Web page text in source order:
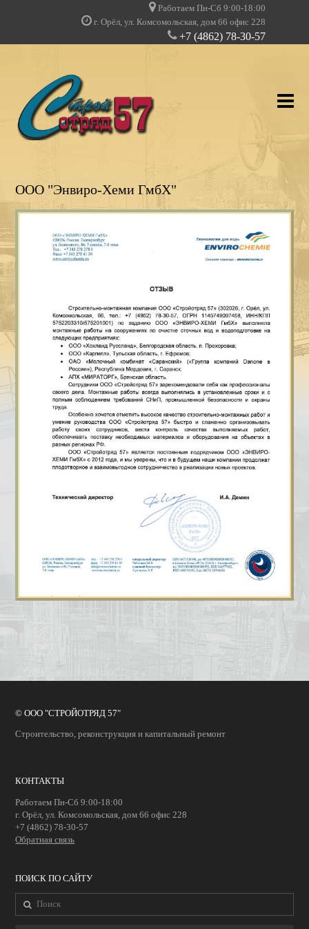
Работаем Пн-Сб 9:00-18:00
г. Орёл, ул. Комсомольская, дом 66 офис 228
+7 (4862) 78-30-57
УСЛУГИ
НАШИ ПРОЕКТЫ
КЛИЕНТЫ О НАС
КОНТАКТЫ
ООО "Энвиро-Хеми ГмбХ"
© ООО "СТРОЙОТРЯД 57"
Строительство, реконструкция и капитальный ремонт
КОНТАКТЫ
Работаем Пн-Сб 9:00-18:00
г. Орёл, ул. Комсомольская, дом 66 офис 228
+7 (4862) 78-30-57
Обратная связь
ПОИСК ПО САЙТУ